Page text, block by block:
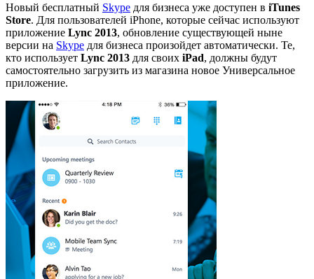
Новый бесплатный Skype для бизнеса уже доступен в iTunes
Store. Для пользователей iPhone, которые сейчас используют
приложение Lync 2013, обновление существующей ныне
версии на Skype для бизнеса произойдет автоматически. Те,
кто использует Lync 2013 для своих iPad, должны будут
самостоятельно загрузить из магазина новое Универсальное
приложение.